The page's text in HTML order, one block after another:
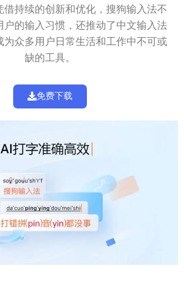
借持续的创新和优化，搜狗输入法不
户的输入习惯，还推动了中文输入法
为众多用户日常生活和工作中不可或
缺的工具。
免费下载